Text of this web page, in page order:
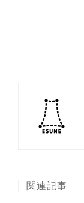
関連記事